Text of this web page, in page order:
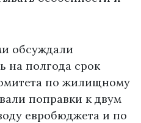
обсуждали
на полгода срок
по жилищному
поправки к двум
евробюджета и по